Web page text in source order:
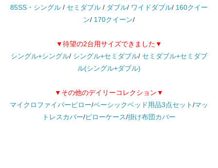
85SS・シングル / セミダブル / ダブル/ ワイドダブル/ 160クイー
ン/ 170クイーン/
▼待望の2台用サイズできました▼
シングル+シングル/ シングル+セミダブル/ セミダブル+セミダブ
ル(シングル+ダブル)
▼その他のデイリーコレクション▼
マイクロファイバーピロー/ベーシックベッド用品3点セット/マッ
トレスカバー/ピローケース/掛け布団カバー